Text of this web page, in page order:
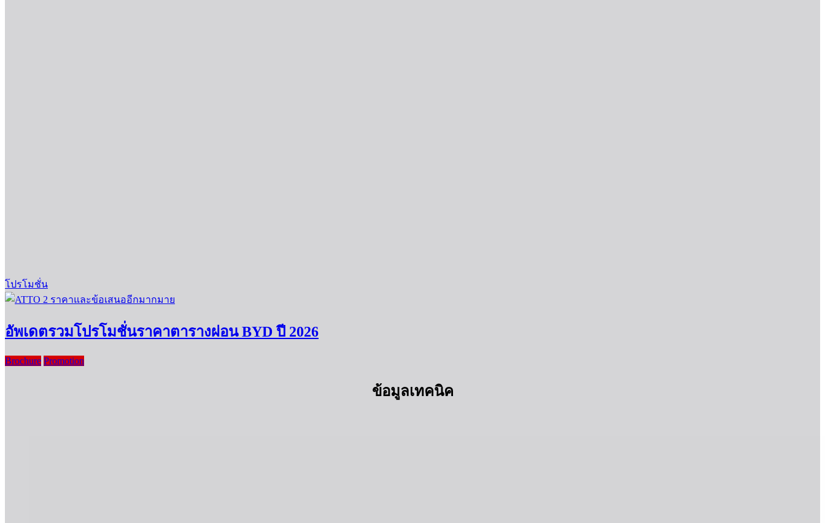
โปรโมชั่น
อัพเดตรวมโปรโมชั่นราคาตารางผ่อน BYD ปี 2026
Brochure Promotion
ข้อมูลเทคนิค